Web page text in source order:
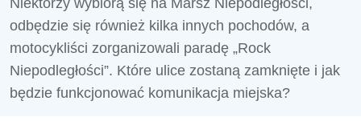
Niektórzy wybiorą się na Marsz Niepodległości,
odbędzie się również kilka innych pochodów, a
motocykliści zorganizowali paradę „Rock
Niepodległości”. Które ulice zostaną zamknięte i jak
będzie funkcjonować komunikacja miejska?